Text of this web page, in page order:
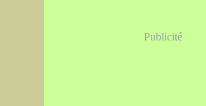
Publicité